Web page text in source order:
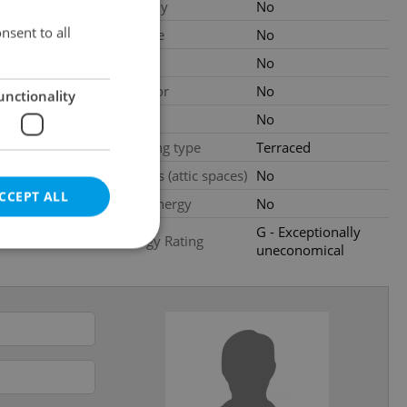
Balcony
No
Terrace
No
No
Elevator
No
No
Building type
Terraced
Garrets (attic spaces) No
Low-energy
No
Energy Rating
G - Exceptionally
uneconomical
to all
ALL
cannot be